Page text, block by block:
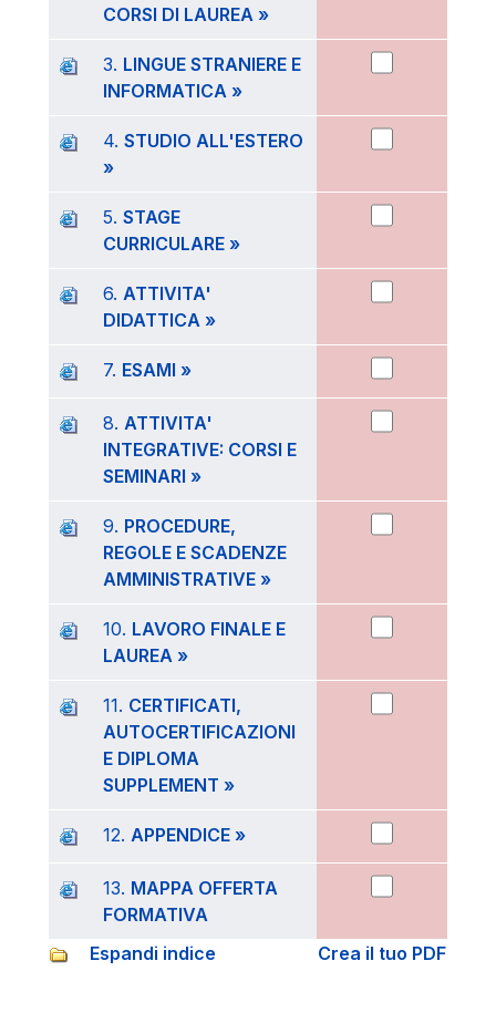
CORSI DI LAUREA »
3. LINGUE STRANIERE E
INFORMATICA »
4. STUDIO ALL'ESTERO
»
5. STAGE
CURRICULARE »
6. ATTIVITA'
DIDATTICA »
7. ESAMI »
8. ATTIVITA'
INTEGRATIVE: CORSI E
SEMINARI »
9. PROCEDURE,
REGOLE E SCADENZE
AMMINISTRATIVE »
10. LAVORO FINALE E
LAUREA »
11. CERTIFICATI,
AUTOCERTIFICAZIONI
E DIPLOMA
SUPPLEMENT »
12. APPENDICE »
13. MAPPA OFFERTA
FORMATIVA
Espandi indice
Crea il tuo PDF